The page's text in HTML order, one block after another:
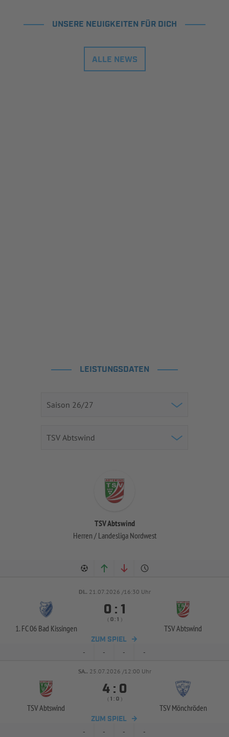
UNSERE NEUIGKEITEN FÜR DICH
ALLE NEWS
LEISTUNGSDATEN
TSV Abtswind
Herren / Landesliga Nordwest
DI.. 21.07.2026 /16:30 Uhr
1. FC 06 Bad Kissingen
 : 
( :  )
TSV Abtswind
ZUM SPIEL
- - - -
SA.. 25.07.2026 /12:00 Uhr
TSV Abtswind
 : 
(  :  )
TSV Mönchröden
ZUM SPIEL
- - - -